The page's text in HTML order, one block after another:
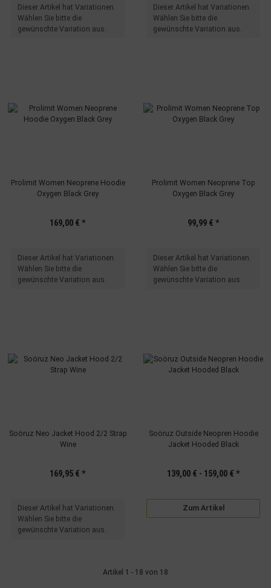
x
Dieser Artikel hat Variationen.
Wählen Sie bitte die
gewünschte Variation aus.
x
Dieser Artikel hat Variationen.
Wählen Sie bitte die
gewünschte Variation aus.
Prolimit Women Neoprene Hoodie
Oxygen Black Grey
169,00 € *
x
Dieser Artikel hat Variationen.
Wählen Sie bitte die
gewünschte Variation aus.
Prolimit Women Neoprene Top
Oxygen Black Grey
99,99 € *
x
Dieser Artikel hat Variationen.
Wählen Sie bitte die
gewünschte Variation aus.
Soöruz Neo Jacket Hood 2/2 Strap
Wine
169,95 € *
xDieser Artikel hat Variationen.
Wählen Sie bitte die
gewünschte Variation aus.
Soöruz Outside Neopren Hoodie
Jacket Hooded Black
139,00 € - 159,00 € *
Zum Artikel
Artikel 1 - 18 von 18